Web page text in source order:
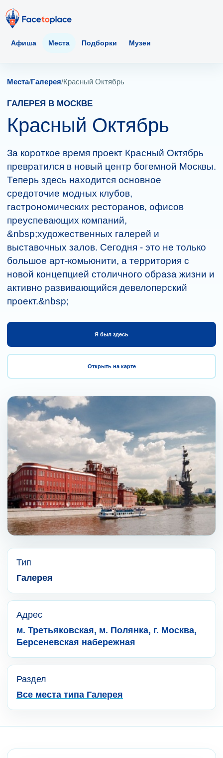
Афиша Места Подборки Музеи
Места/Галерея/Красный Октябрь
ГАЛЕРЕЯ В МОСКВЕ
Красный Октябрь
За короткое время проект Красный Октябрь
превратился в новый центр богемной Москвы.
Теперь здесь находится основное
средоточие модных клубов,
гастрономических ресторанов, офисов
преуспевающих компаний,
&nbsp;художественных галерей и
выставочных залов. Сегодня - это не только
большое арт-комьюнити, а территория с
новой концепцией столичного образа жизни и
активно развивающийся девелоперский
проект.&nbsp;
Я был здесь
Открыть на карте
Тип
Галерея
Адрес
м. Третьяковская, м. Полянка, г. Москва,
Берсеневская набережная
Раздел
Все места типа Галерея